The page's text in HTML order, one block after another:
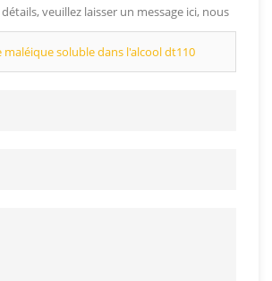
veuillez laisser un message ici, nous
que possible.
maléique soluble dans l'alcool dt110